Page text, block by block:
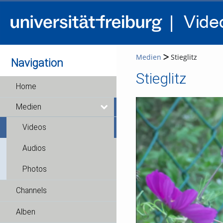
Navigation
Home
Medien
Videos
Audios
Photos
Channels
Alben
Medien Stieglitz
Stieglitz